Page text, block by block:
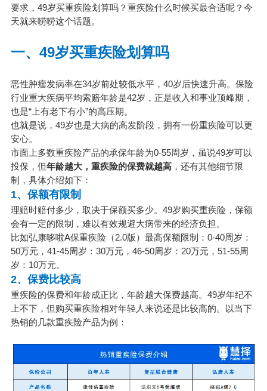
要求，49岁买重疾险划算吗？重疾险什么时候买最合适呢？今
天就来唠唠这个话题。
一、49岁买重疾险划算吗
恶性肿瘤发病率在34岁前处较低水平，40岁后快速升高。保险
行业重大疾病平均索赔年龄是42岁，正是收入和事业顶峰期，
也是“上有老下有小”的高压期。
也就是说，49岁也是大病的高发阶段，拥有一份重疾险可以更
安心。
市面上多数重疾险产品的承保年龄为0-55周岁，虽说49岁可以
投保，但年龄越大，重疾险的保费就越高，还有其他细节限
制，具体介绍如下：
1、保额有限制
理赔时赔付多少，取决于保额买多少。49岁购买重疾险，保额
会有一定的限制，难以有效规避大病带来的经济负担。
比如弘康哆啦A保重疾险（2.0版）最高保额限制：0-40周岁：
50万元，41-45周岁：30万元，46-50周岁：20万元，51-55周
岁：10万元。
2、保费比较高
重疾险的保费和年龄成正比，年龄越大保费越高。49岁年纪不
上不下，但购买重疾险相对年轻人来说还是比较高的。以当下
热销的几款重疾险产品为例：